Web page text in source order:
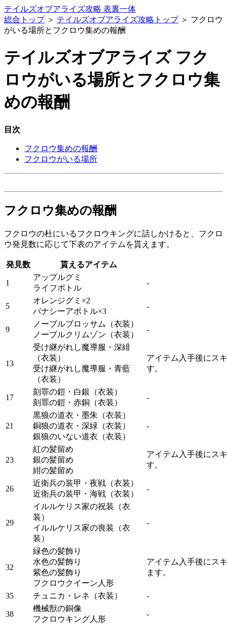
テイルズオブアライズ攻略 表裏一体
総合トップ＞ テイルズオブアライズ攻略トップ＞ フクロウ
がいる場所とフクロウ集めの報酬
テイルズオブアライズ フク
ロウがいる場所とフクロウ集
めの報酬
目次
フクロウ集めの報酬
フクロウがいる場所
フクロウ集めの報酬
フクロウの杜にいるフクロウキングに話しかけると、フクロ
ウ発見数に応じて下表のアイテムを貰えます。
発見数 貰えるアイテム
1
アップルグミ
ライフボトル
‐
5
オレンジグミ×2
パナシーアボトル×3
‐
9
ノーブルブロッサム（衣装）
ノーブルクリムゾン（衣装）
‐
13
受け継がれし魔導服・深緋
（衣装）
受け継がれし魔導服・青藍
（衣装）
アイテム入手後にス
す。
17
刻罪の鎧・白銀（衣装）
刻罪の鎧・赤銅（衣装）
‐
21
黒狼の道衣・墨朱（衣装）
銅狼の道衣・深緑（衣装）
銀狼のいない道衣（衣装）
‐
23
紅の髪留め
銀の髪留め
紺の髪留め
アイテム入手後にス
す。
26
近衛兵の装甲・夜戦（衣装）
近衛兵の装甲・海戦（衣装）
‐
29
イルルケリス家の祝装（衣
装）
イルルケリス家の喪装（衣
装）
‐
32
緑色の髪飾り
水色の髪飾り
紫色の髪飾り
フクロウクイーン人形
アイテム入手後にス
ます。
35 チュニカ・レネ（衣装） ‐
38
機械獣の銅像
フクロウキング人形
‐